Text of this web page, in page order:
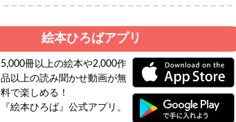
絵本ひろばアプリ
5,000冊以上の絵本や2,000作
品以上の読み聞かせ動画が無
料で楽しめる！
『絵本ひろば』公式アプリ。